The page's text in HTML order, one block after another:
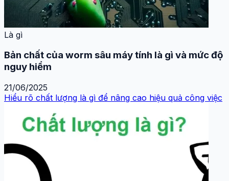
Là gì
Bản chất của worm sâu máy tính là gì và mức độ
nguy hiểm
21/06/2025
Hiểu rõ chất lượng là gì để nâng cao hiệu quả công việc